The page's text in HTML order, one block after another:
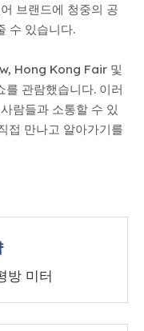
브랜드에 청중의 공
수 있습니다.
Hong Kong Fair 및
관람했습니다. 이러
람들과 소통할 수 있
접 만나고 알아가기를
방 미터